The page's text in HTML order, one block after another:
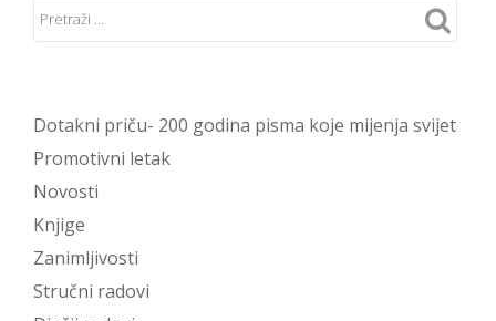
Dotakni priču- 200 godina pisma koje mijenja svijet
Promotivni letak
Novosti
Knjige
Zanimljivosti
Stručni radovi